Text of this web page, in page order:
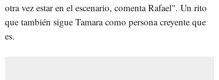
otra vez estar en el escenario, comenta Rafael". Un rito
que también sigue Tamara como persona creyente que
es.